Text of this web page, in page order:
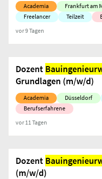
Academia
Frankfurt am
Freelancer
Teilzeit
vor 9 Tagen
Dozent
Grundlagen (m/w/d)
Academia Düsseldorf
Berufserfahrene
vor 11 Tagen
Dozent
(m/w/d)